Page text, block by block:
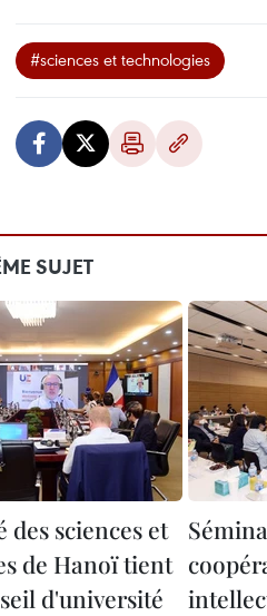
#sciences et technologies
SUJET
des sciences et
de Hanoï tient
d'université